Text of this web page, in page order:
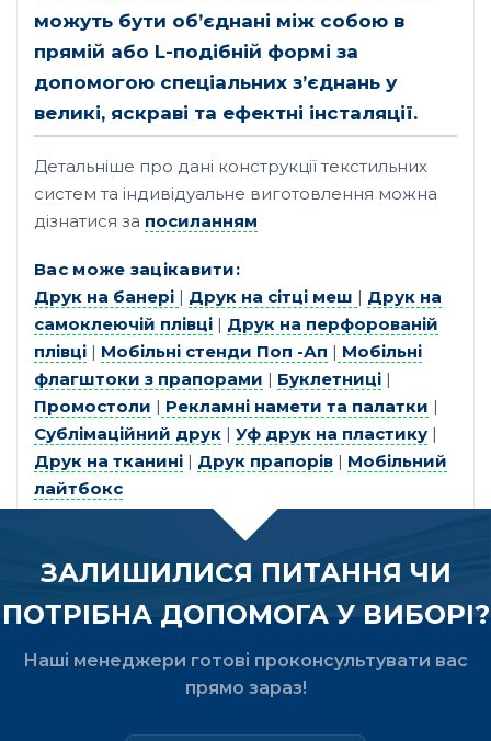
можуть бути об’єднані між собою в
прямій або L-подібній формі за
допомогою спеціальних з’єднань у
великі, яскраві та ефектні інсталяції.
Детальніше про дані конструкції текстильних
систем та індивідуальне виготовлення можна
дізнатися за посиланням
Вас може зацікавити:
Друк на банері | Друк на сітці меш | Друк на
самоклеючій плівці | Друк на перфорованій
плівці | Мобільні стенди Поп -Ап | Мобільні
флагштоки з прапорами | Буклетниці |
Промостоли | Рекламні намети та палатки |
Сублімаційний друк | Уф друк на пластику |
Друк на тканині | Друк прапорів | Мобільний
лайтбокс
ЗАЛИШИЛИСЯ ПИТАННЯ ЧИ
ПОТРІБНА ДОПОМОГА У ВИБОРІ?
Наші менеджери готові проконсультувати вас
прямо зараз!